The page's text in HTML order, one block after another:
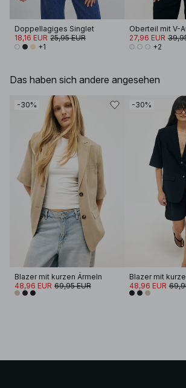
Doppellagiges Singlet
18,16 EUR 25,95 EUR
+1
Oberteil mit V-
27,96 EUR
+2
Das haben sich andere angesehen
-30%
Blazer mit kurzen Ärmeln
48,96 EUR 69,95 EUR
-30%
Blazer mit
48,96 EUR